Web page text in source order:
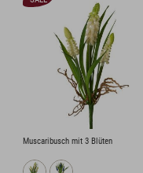
Muscaribusch mit 3 Blüten